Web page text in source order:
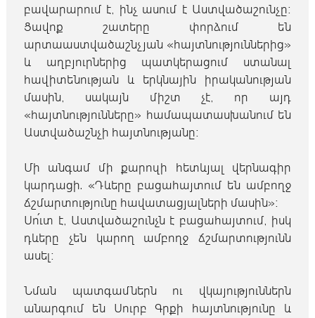
բավարարում է, ինչ ասում է Աստվածաշունչը։
Ցավոք շատերը փորձում են
արտաաստվածաշնչյան «հայտնություններից»
և աղբյուրներից պատկերացում ստանալ
հավիտենության և երկնային իրականության
մասին, սակայն միշտ չէ, որ այդ
«հայտնությունները» համապատասխանում են
Աստվածաշնչի հայտնությանը։
Մի անգամ մի քարոզի հետևյալ վերնագիր
կարդացի. «Դևերը բացահայտում են ամբողջ
ճշմարտությունը հավատացյալների մասին»։
Սո՛ւտ է, Աստվածաշունչն է բացահայտում, իսկ
դևերը չեն կարող ամբողջ ճշմարտությունն
ասել։
Նման պատգամներն ու վկայություններն
անարգում են Սուրբ Գրքի հայտնությունը և